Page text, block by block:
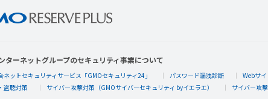
ターネットグループのセキュリティ事業について
ネットセキュリティサービス「GMOセキュリティ24」 パスワード漏洩診断 Webサ
盗聴対策
サイバー攻撃対策（GMOサイバーセキュリティ byイエラエ） サイバー攻